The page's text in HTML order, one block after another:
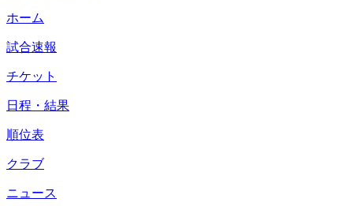
ホーム
試合速報
チケット
日程・結果
順位表
クラブ
ニュース